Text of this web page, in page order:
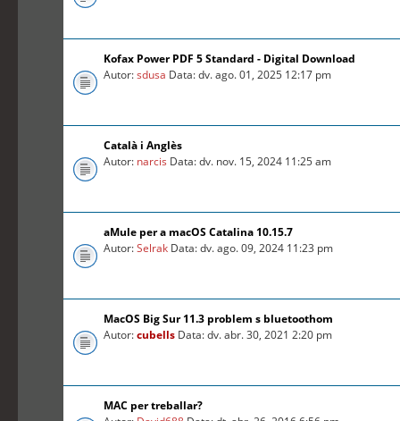
Kofax Power PDF 5 Standard - Digital Download
Autor:sdusa Data: dv. ago. 01, 2025 12:17 pm
Català i Anglès
Autor: narcis Data: dv. nov. 15, 2024 11:25 am
aMule per a macOS Catalina 10.15.7
Autor:Selrak Data: dv. ago. 09, 2024 11:23 pm
MacOS Big Sur 11.3 problem s bluetoothom
Autor:cubells Data: dv. abr. 30, 2021 2:20 pm
MAC per treballar?